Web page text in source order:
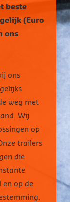
beste
(Euro
ons
ons
weg met
Wij
op
trailers
die
en op de